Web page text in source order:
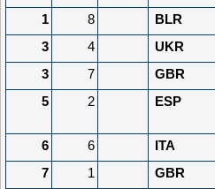
1
8 BLR
3
4 UKR
3
7 GBR
5
2 ESP
6
6 ITA
7
1 GBR